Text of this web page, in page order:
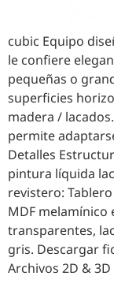
cubic Equipo
le confiere
pequeñas o
superficies
madera /
permite
Detalles
pintura líquida
revistero:
MDF melamínico
transparentes,
gris. Descargar
Archivos 2D & 3D